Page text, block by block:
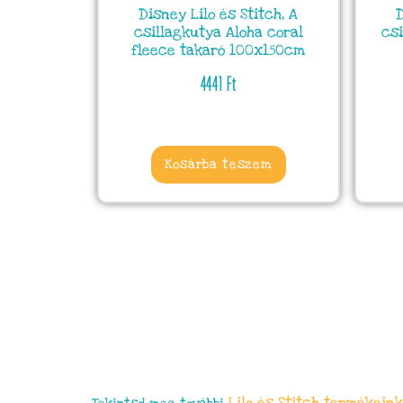
Disney Lilo és Stitch, A
csillagkutya Aloha coral
fleece takaró 100x150cm
4441Ft
Kosárba teszem